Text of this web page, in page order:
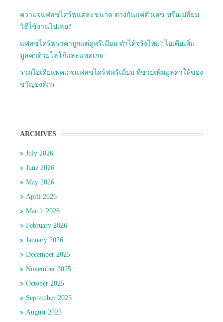
ความจุแฟลชไดร์ฟแต่ละขนาด ต่างกันแค่ตัวเลข หรือเปลี่ยน
วิธีใช้งานไปเลย?
แฟลชไดร์ฟราคาถูกแต่ดูพรีเมียม ทำได้จริงไหม? ไอเดียเพิ่ม
มูลค่าด้วยโลโก้และแพคเกจ
รวมไอเดียแพคเกจแฟลชไดร์ฟพรีเมี่ยม ที่ช่วยเพิ่มมูลค่าให้ของ
ขวัญองค์กร
ARCHIVES
July 2026
June 2026
May 2026
April 2026
March 2026
February 2026
January 2026
December 2025
November 2025
October 2025
September 2025
August 2025